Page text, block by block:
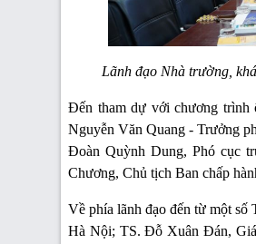
Lãnh đạo Nhà trường,
Đến tham dự với chương trình
Nguyễn Văn Quang - Trưởng
Đoàn Quỳnh Dung, Phó cục
Chương, Chủ tịch Ban chấp
Về phía lãnh đạo đến từ một
Hà Nội; TS. Đỗ Xuân Đán,